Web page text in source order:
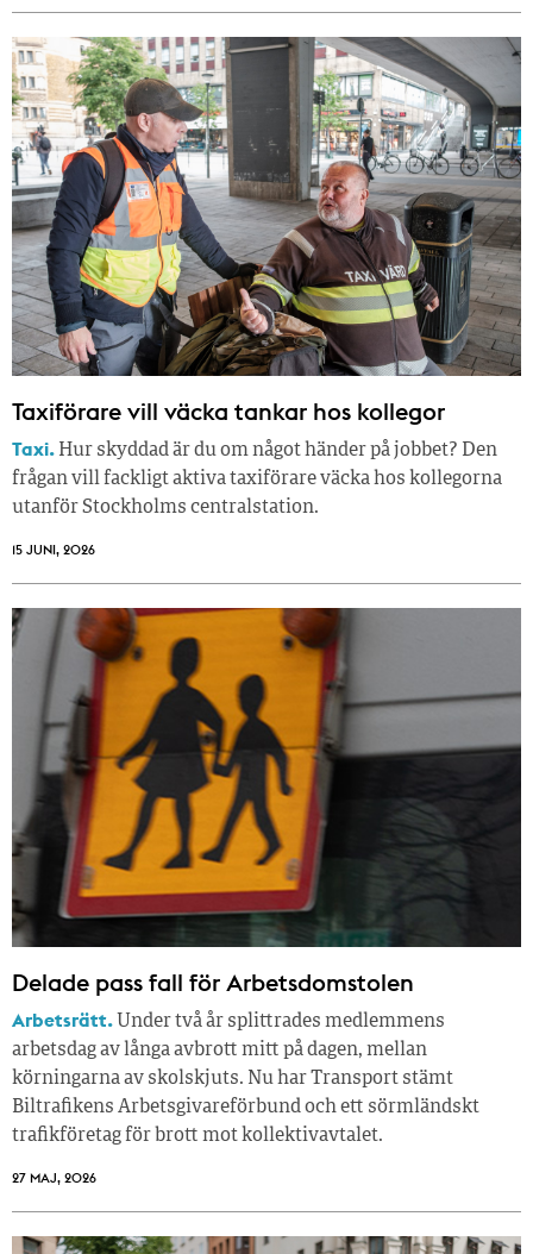
Taxiförare vill väcka tankar hos kollegor
Taxi. Hur skyddad är du om något händer på jobbet? Den
frågan vill fackligt aktiva taxiförare väcka hos kollegorna
utanför Stockholms centralstation.
15 JUNI, 2026
Delade pass fall för Arbetsdomstolen
Arbetsrätt. Under två år splittrades medlemmens
arbetsdag av långa avbrott mitt på dagen, mellan
körningarna av skolskjuts. Nu har Transport stämt
Biltrafikens Arbetsgivareförbund och ett sörmländskt
trafikföretag för brott mot kollektivavtalet.
27 MAJ, 2026